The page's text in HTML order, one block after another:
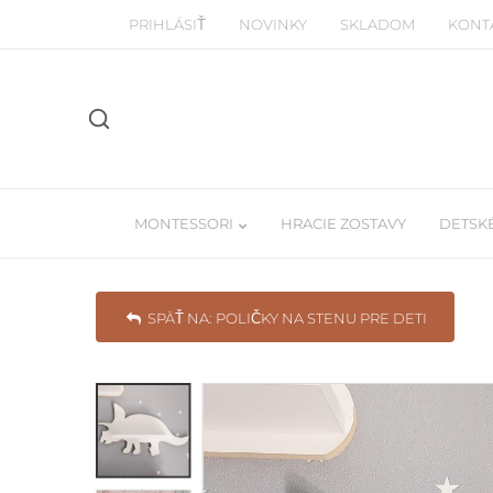
PRIHLÁSIŤ NOVINKY SKLADOM
MONTESSORI
Manipulačné montessori dosky
Drevené a balančné dosky
Učiace veže / woodtower
HRACIE ZOSTAVY
Detské Tee-
SPÄŤ NA: POLIČKY NA STENU PRE DETI